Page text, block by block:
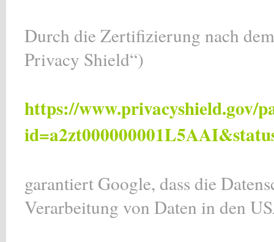
Durch die Zertifizierung nach
Privacy Shield“)
https://www.privacyshield.gov/
garantiert Google, dass die
Verarbeitung von Daten in den